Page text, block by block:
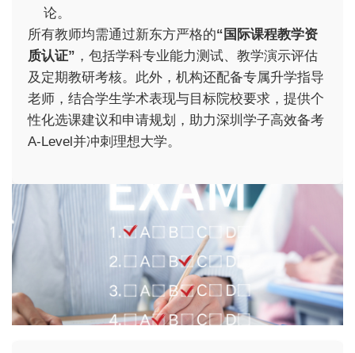
论。
所有教师均需通过新东方严格的“国际课程教学资
质认证” ，包括学科专业能力测试、教学演示评估
及定期教研考核。此外，机构还配备专属升学指导
老师，结合学生学术表现与目标院校要求，提供个
性化选课建议和申请规划，助力深圳学子高效备考
A-Level并冲刺理想大学。